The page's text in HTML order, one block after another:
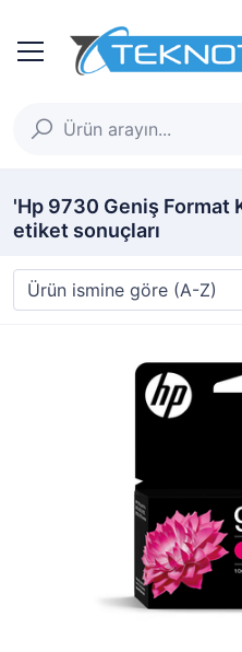
'Hp 9730 Geniş Format
etiket sonuçları